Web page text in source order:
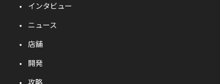
インタビュー
ニュース
店舗
開発